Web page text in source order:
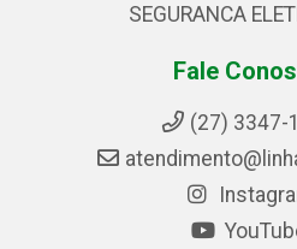
SEGURANCA
Fale
(27) 3347-